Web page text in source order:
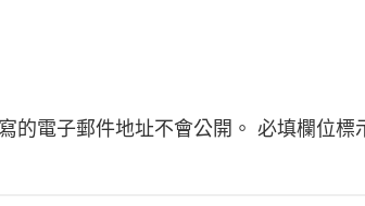
的電子郵件地址不會公開。 必填欄位標